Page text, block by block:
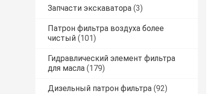
Запчасти экскаватора (3)
Патрон фильтра воздуха более
чистый (101)
Гидравлический элемент фильтра
для масла (179)
Дизельный патрон фильтра (92)